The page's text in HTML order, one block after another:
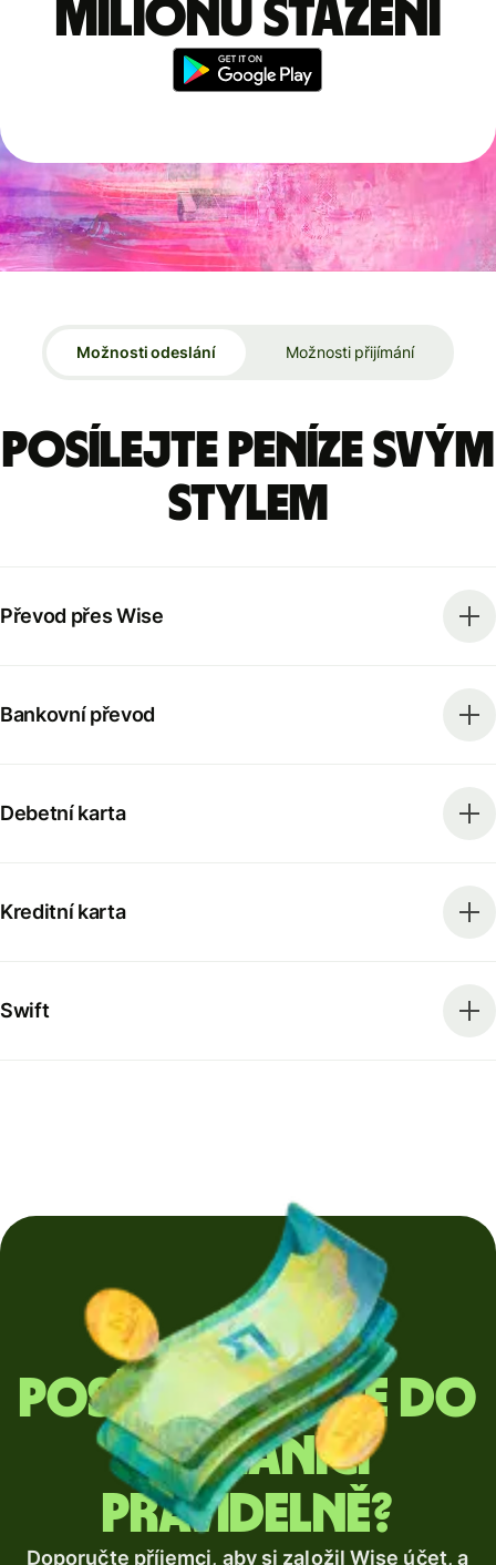
milionů stažení
Možnosti odeslání Možnosti přijímání
Posílejte peníze svým
stylem
Převod přes Wise
Bankovní převod
Debetní karta
Kreditní karta
Swift
Posíláte peníze do
zahraničí
pravidelně?
Doporučte příjemci, aby si založil Wise účet, a